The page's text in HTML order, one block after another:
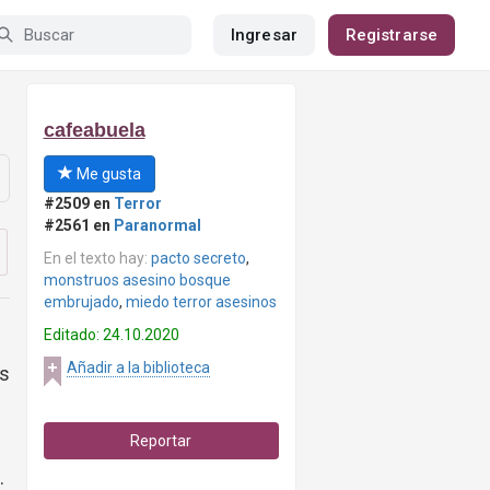
Ingresar Registrarse
cafeabuela
Me gusta
#2509 en Terror
#2561 en Paranormal
En el texto hay: pacto secreto,
monstruos asesino bosque
embrujado, miedo terror asesinos
Editado: 24.10.2020
Añadir a la biblioteca
Reportar